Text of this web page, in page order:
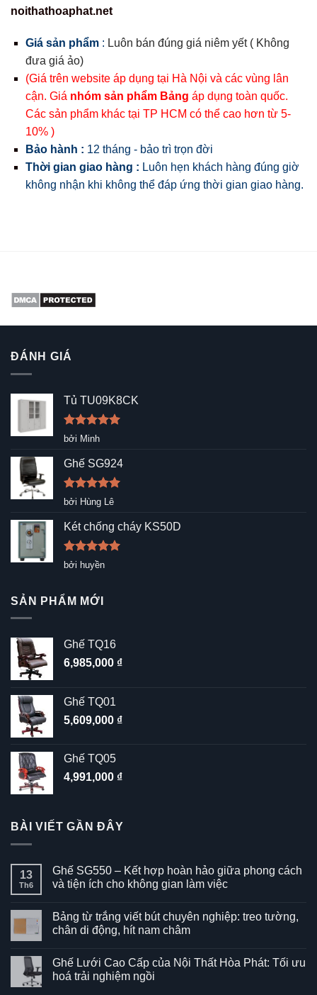
noithathoaphat.net
Giá sản phẩm: Luôn bán đúng giá niêm yết ( Không
đưa giá ảo)
(Giá trên website áp dụng tại Hà Nội và các vùng lân
cận. Giá nhóm sản phẩm Bảng áp dụng toàn quốc.
Các sản phẩm khác tại TP HCM có thể cao hơn từ 5-
10% )
Bảo hành : 12 tháng - bảo trì trọn đời
Thời gian giao hàng : Luôn hẹn khách hàng đúng giờ
không nhận khi không thể đáp ứng thời gian giao hàng.
ĐÁNH GIÁ
Tủ TU09K8CK
Được xếp
sao
bởi Minh
Ghế SG924
Được xếp
5
sao
bởi Hùng Lê
Két chống cháy KS50D
Được xếp
hạng5
bởi huyền
SẢN PHẨM MỚI
Ghế TQ16
6,985,000 ₫
Ghế TQ01
5,609,000 ₫
Ghế TQ05
4,991,000 ₫
BÀI VIẾT GẦN ĐÂY
13
Th6
Ghế SG550 – Kết hợp hoàn hảo giữa phong cách
và tiện ích cho không gian làm việc
bình
luận
ở
–
Kết
hợp
Bảng từ trắng viết bút chuyên nghiệp: treo tường,
chân di động, hít nam châm
bình
luận
ở
Ghế Lưới Cao Cấp của Nội Thất Hòa Phát: Tối ưu
hoá trải nghiệm ngồi